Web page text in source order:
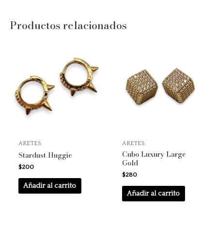
Productos relacionados
ARETES
Stardust Huggie
$200
Añadir al carrito
ARETES
Cubo Luxury Large
Gold
$280
Añadir al carrito